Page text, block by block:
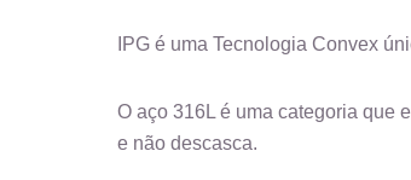
IPG é uma Tecnologia Convex
O aço 316L é uma categoria que
e não descasca.